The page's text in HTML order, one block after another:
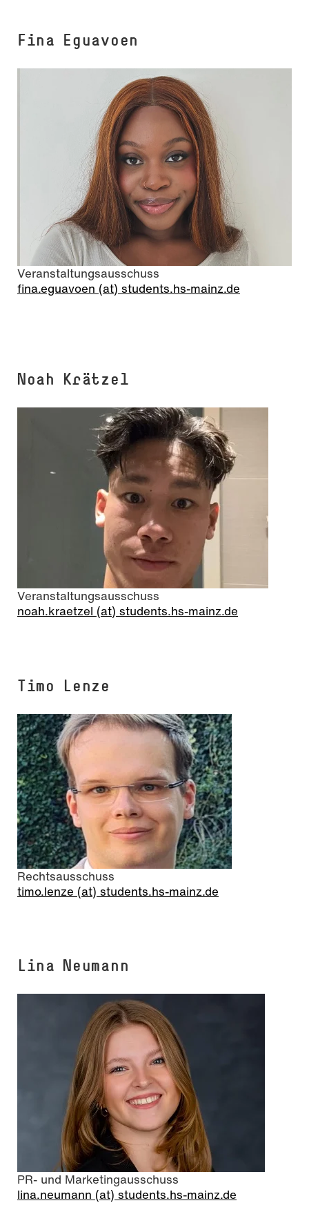
Fina Eguavoen
Veranstaltungsausschuss
fina.eguavoen (at) students.hs-mainz.de
Noah Krätzel
Veranstaltungsausschuss
noah.kraetzel (at) students.hs-mainz.de
Timo Lenze
Rechtsausschuss
timo.lenze (at) students.hs-mainz.de
Lina Neumann
PR- und Marketingausschuss
lina.neumann (at) students.hs-mainz.de